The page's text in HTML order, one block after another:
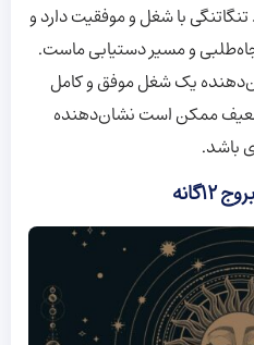
با شغل و موفقیت دارد و
و مسیر دستیابی ماست.
یک شغل موفق و کامل
ممکن است نشان‌دهنده
باشد.